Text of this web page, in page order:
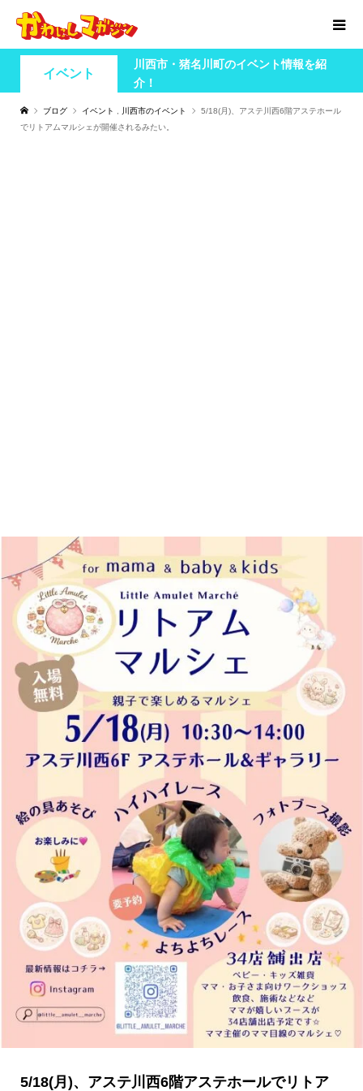
イベント
川西市・猪名川町のイベント情報を紹
介！
ブログ イベント 川西市のイベント
5/18(月)、アステ川西6階アステホール
でリトアムマルシェが開催されるみたい。
5/18(月)、アステ川西6階アステホールでリトア